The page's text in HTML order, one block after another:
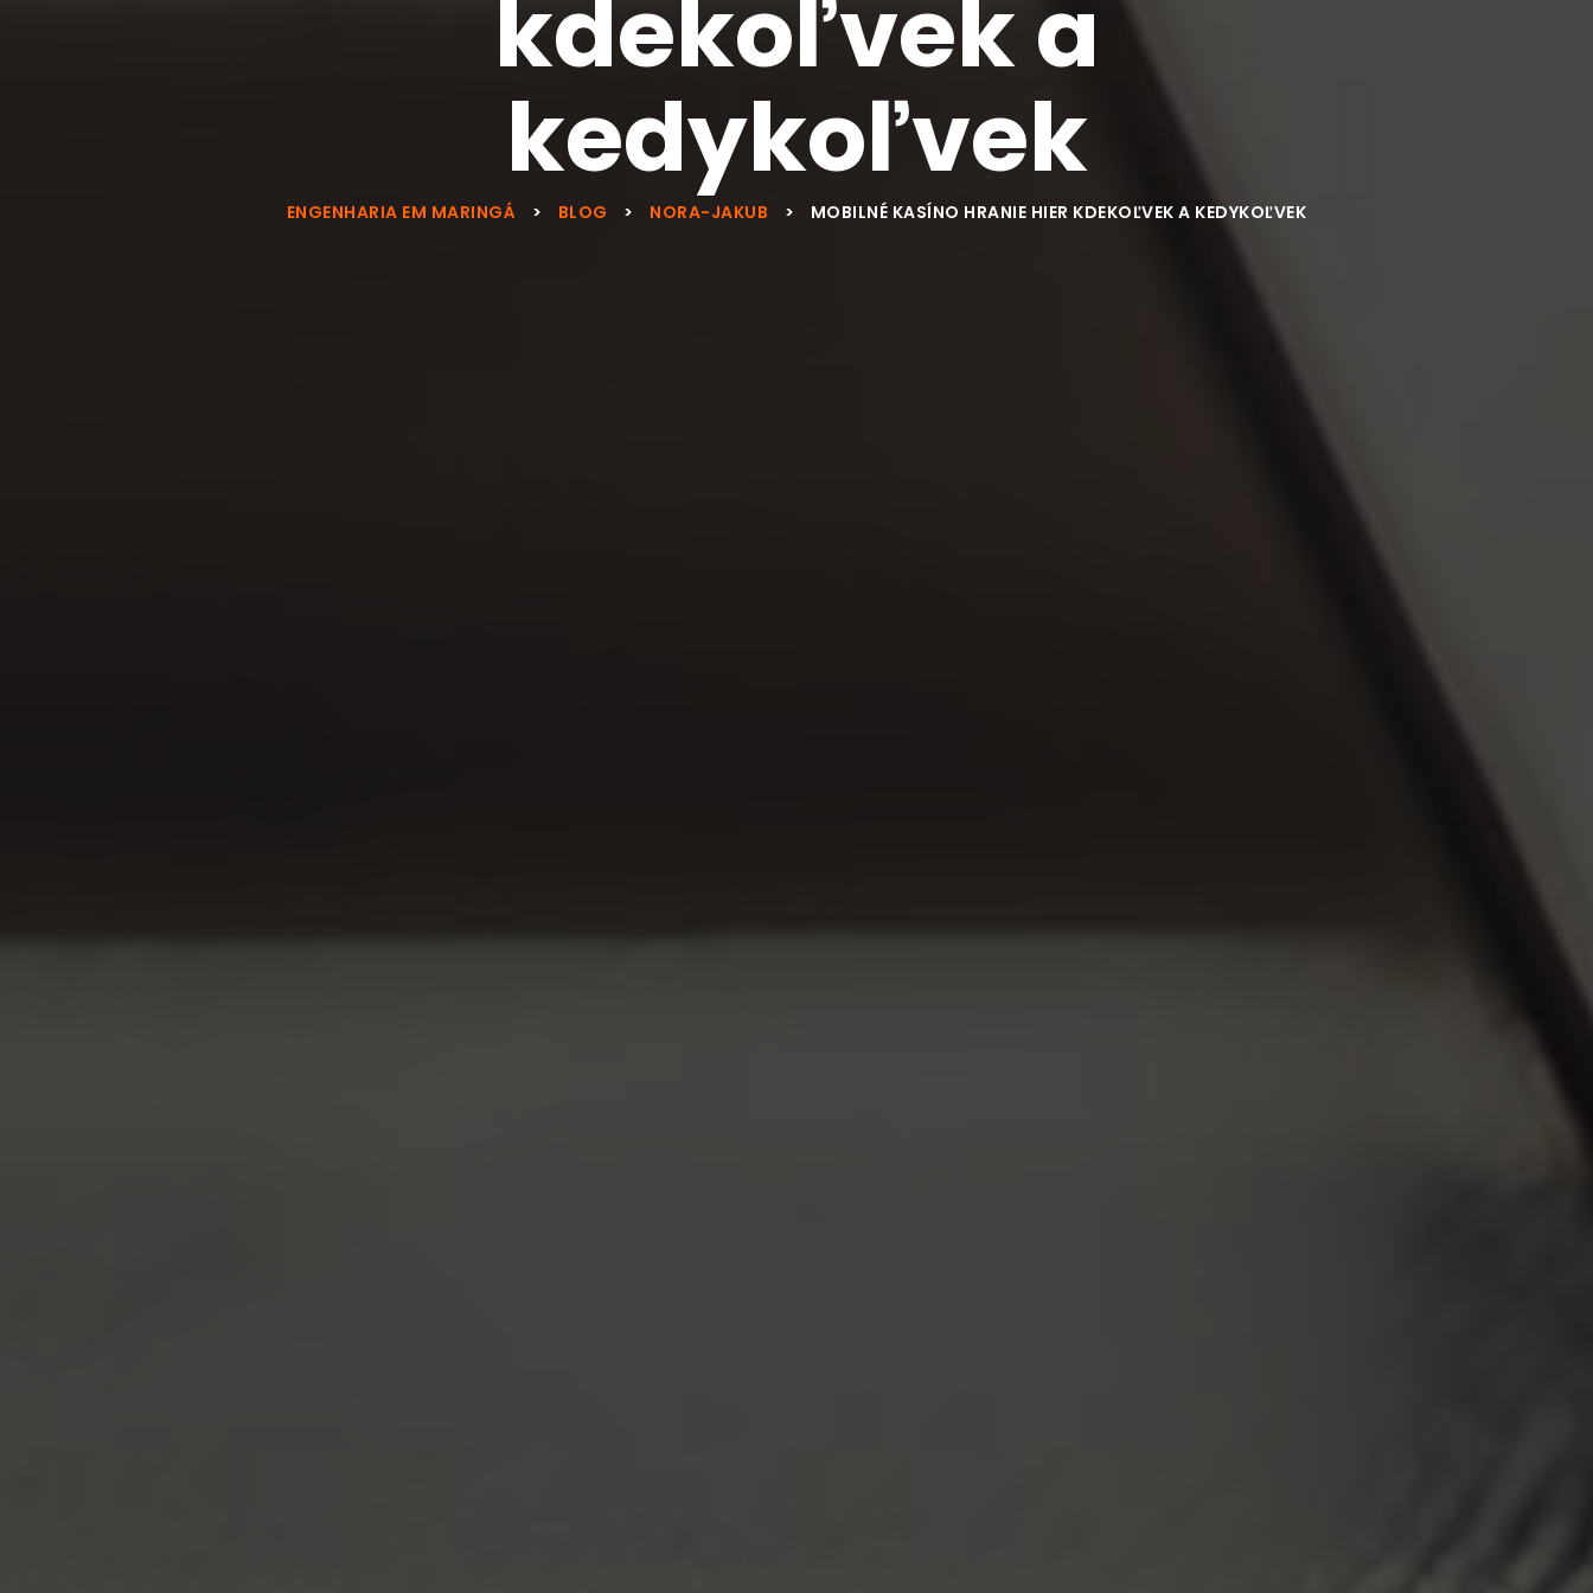
kdekoľvek a
kedykoľvek
ENGENHARIA EM MARINGÁ > BLOG > NORA-JAKUB > MOBILNÉ KASÍNO HRANIE HIER KDEKOĽVEK A KEDYKOĽVEK